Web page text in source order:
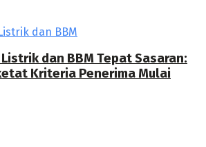
dan BBM Tepat Sasaran:
Kriteria Penerima Mulai